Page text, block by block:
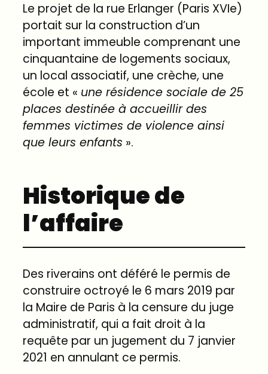
Le projet de la rue Erlanger (Paris XVIe)
portait sur la construction d’un
important immeuble comprenant une
cinquantaine de logements sociaux,
un local associatif, une crèche, une
école et « une résidence sociale de 25
places destinée à accueillir des
femmes victimes de violence ainsi
que leurs enfants ».
Historique de
l’affaire
Des riverains ont déféré le permis de
construire octroyé le 6 mars 2019 par
la Maire de Paris à la censure du juge
administratif, qui a fait droit à la
requête par un jugement du 7 janvier
2021 en annulant ce permis.